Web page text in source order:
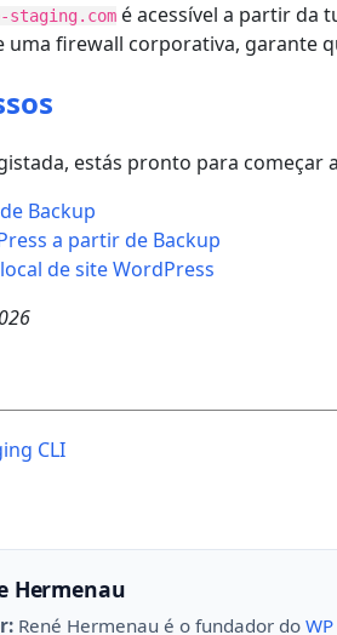
staging.com é acessível a partir da
uma firewall corporativa, garante
estás pronto para começar
Backup
a partir de Backup
de site WordPress
CLI
Hermenau
René Hermenau é o fundador do